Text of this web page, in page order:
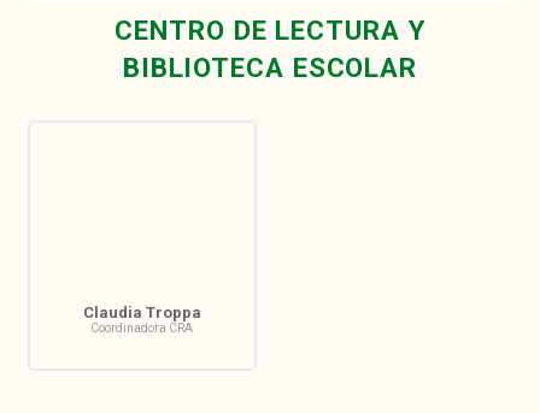
CENTRO DE LECTURA Y
BIBLIOTECA ESCOLAR
Claudia Troppa
Coordinadora CRA